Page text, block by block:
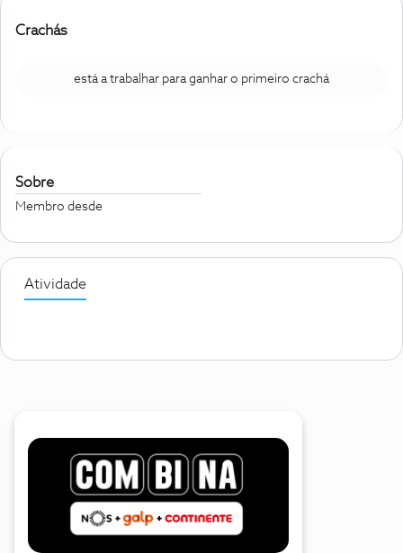
Crachás
está a trabalhar para ganhar o primeiro crachá
Sobre
Membro desde
Atividade